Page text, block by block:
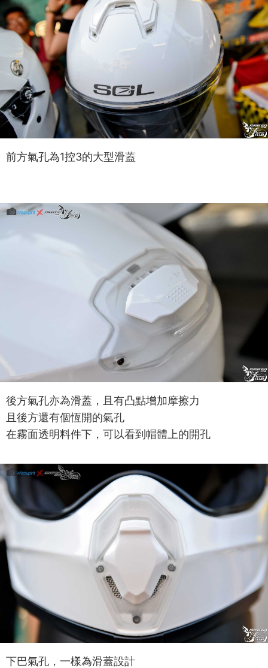
前方氣孔為1控3的大型滑蓋
後方氣孔亦為滑蓋，且有凸點增加摩擦力
且後方還有個恆開的氣孔
在霧面透明料件下，可以看到帽體上的開孔
下巴氣孔，一樣為滑蓋設計